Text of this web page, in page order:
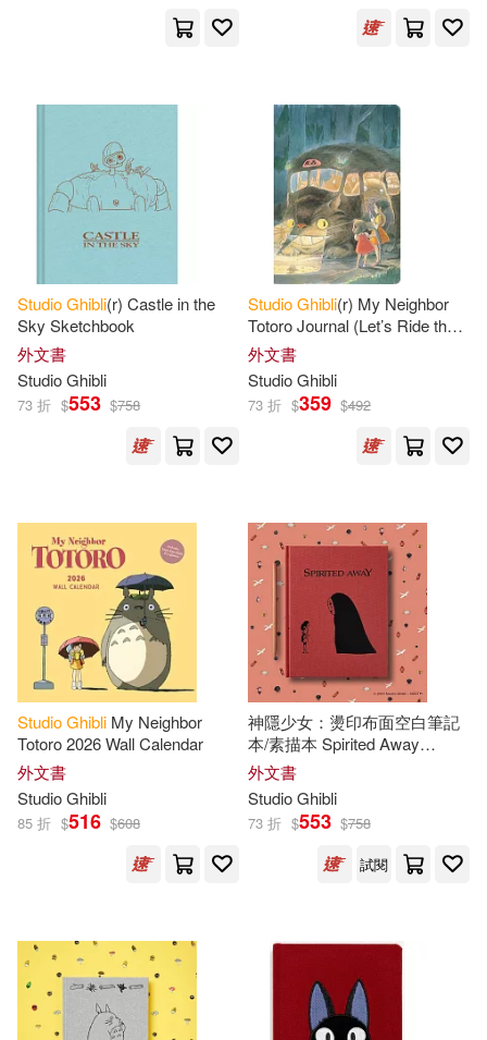
StudioGhibli(r) Castle in the
Sky Sketchbook
外文書
StudioGhibli
73 折 $553 $758
StudioGhibli(r) My Neighbor
Totoro Journal (Let’s Ride the
Cat Bus)
外文書
StudioGhibli
73 折 $359 $492
StudioGhibli My Neighbor
Totoro 2026 Wall Calendar
外文書
StudioGhibli
85 折 $516 $608
神隱少女：燙印布面空白筆記
本/素描本 Spirited Away
Sketchbook
外文書
StudioGhibli
73 折 $553 $758
試閱